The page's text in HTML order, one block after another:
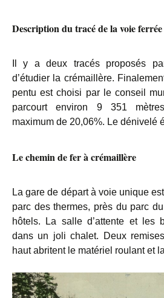
Description du tracé de la voie ferrée
Il y a deux tracés proposés
d’étudier la crémaillère.
pentu est choisi par le conseil
parcourt environ 9 351
maximum de 20,06%. Le dénivelé
Le chemin de fer à crémaillère
La gare de départ à voie unique
parc des thermes, près du parc
hôtels. La salle d’attente et les
dans un joli chalet. Deux
haut abritent le matériel roulant et